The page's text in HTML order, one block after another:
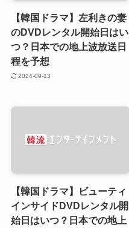
【韓国ドラマ】左利きの妻
のDVDレンタル開始日はい
つ？日本での地上波放送日
程を予想
2024-09-13
【韓国ドラマ】ビューティ
インサイドDVDレンタル開
始日はいつ？日本での地上